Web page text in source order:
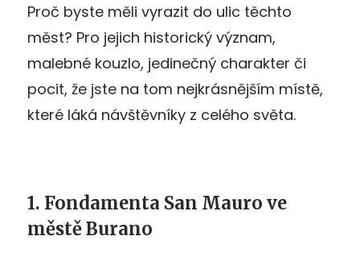
Proč byste měli vyrazit do ulic těchto
měst? Pro jejich historický význam,
malebné kouzlo, jedinečný charakter či
pocit, že jste na tom nejkrásnějším místě,
které láká návštěvníky z celého světa.
1. Fondamenta San Mauro ve
městě Burano